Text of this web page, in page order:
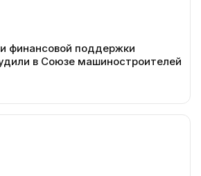
финансовой поддержки
в Союзе машиностроителей